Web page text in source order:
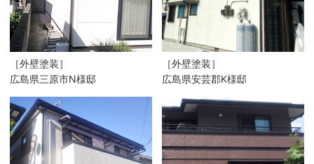
［外壁塗装］
広島県三原市N様邸
［外壁塗装］
広島県安芸郡K様邸